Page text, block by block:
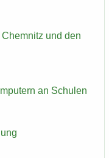
und den
an Schu­len